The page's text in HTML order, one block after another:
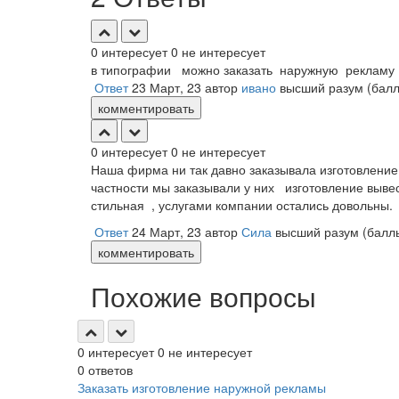
0 интересует 0 не интересует
в типографии можно заказать наружную рекламу
Ответ 23 Март, 23 автор ивано высший разум
комментировать
0 интересует 0 не интересует
Наша фирма ни так давно заказывала
частности мы заказывали у них изготовление
стильная , услугами компании остались довольны.
Ответ 24 Март, 23 автор Сила высший разум
комментировать
Похожие вопросы
0 интересует 0 не интересует
0 ответов
Заказать изготовление наружной рекламы